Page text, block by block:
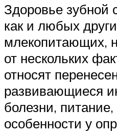
Здоровье зубной
как и любых
млекопитающих,
от нескольких
относят
развивающиеся
болезни, питание,
особенности у